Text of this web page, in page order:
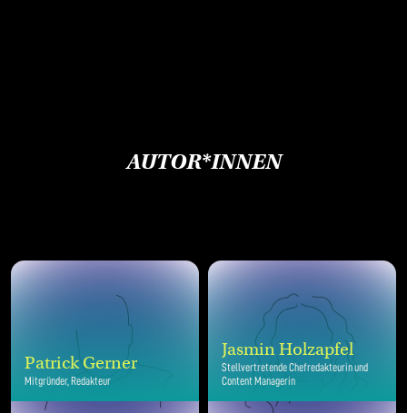
AUTOR*INNEN
Patrick Gerner
Mitgründer, Redakteur
Jasmin Holzapfel
Stellvertretende Chefredakteurin und
Content Managerin